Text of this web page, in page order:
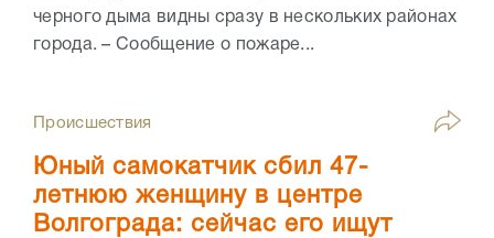
черного дыма видны сразу в нескольких районах
города. – Сообщение о пожаре...
Происшествия
Юный самокатчик сбил 47-
летнюю женщину в центре
Волгограда: сейчас его ищут